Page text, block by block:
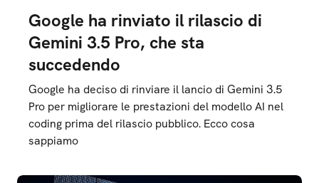
Google ha rinviato il rilascio di
Gemini 3.5 Pro, che sta
succedendo
Google ha deciso di rinviare il lancio di Gemini 3.5
Pro per migliorare le prestazioni del modello AI nel
coding prima del rilascio pubblico. Ecco cosa
sappiamo